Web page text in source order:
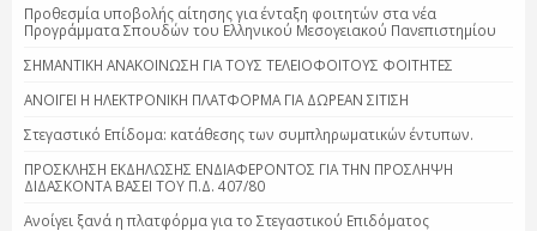
Προθεσμία υποβολής αίτησης για ένταξη φοιτητών στα νέα
Προγράμματα Σπουδών του Ελληνικού Μεσογειακού Πανεπιστημίου
ΣΗΜΑΝΤΙΚΗ ΑΝΑΚΟΙΝΩΣΗ ΓΙΑ ΤΟΥΣ ΤΕΛΕΙΟΦΟΙΤΟΥΣ ΦΟΙΤΗΤΕΣ
ΑΝΟΙΓΕΙ Η ΗΛΕΚΤΡΟΝΙΚΗ ΠΛΑΤΦΟΡΜΑ ΓΙΑ ΔΩΡΕΑΝ ΣΙΤΙΣΗ
Στεγαστικό Επίδομα: κατάθεσης των συμπληρωματικών έντυπων.
ΠΡΟΣΚΛΗΣΗ ΕΚΔΗΛΩΣΗΣ ΕΝΔΙΑΦΕΡΟΝΤΟΣ ΓΙΑ ΤΗΝ ΠΡΟΣΛΗΨΗ
ΔΙΔΑΣΚΟΝΤΑ ΒΑΣΕΙ ΤΟΥ Π.Δ. 407/80
Ανοίγει ξανά η πλατφόρμα για το Στεγαστικού Επιδόματος